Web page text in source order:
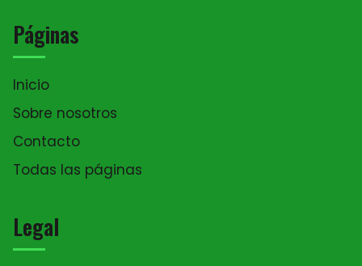
Páginas
Inicio
Sobre nosotros
Contacto
Todas las páginas
Legal